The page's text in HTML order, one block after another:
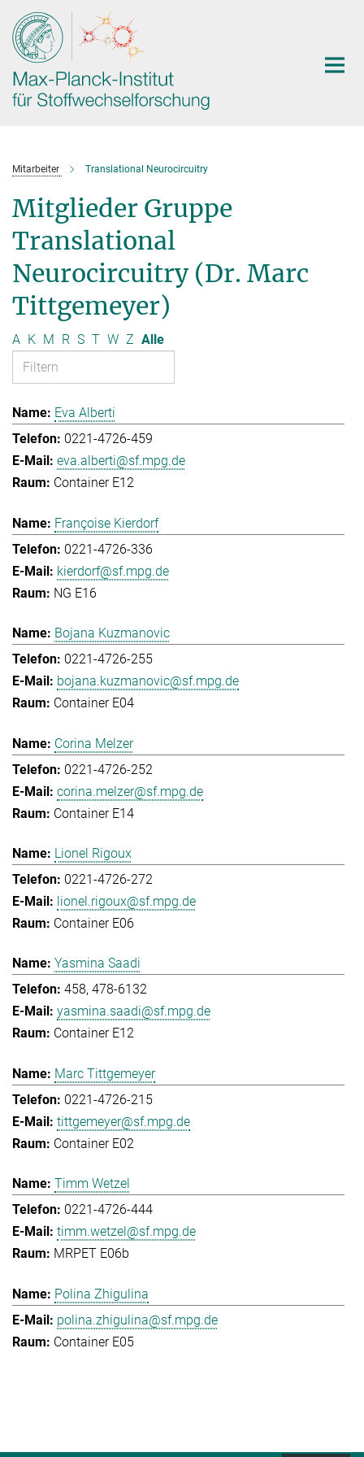
Hauptinhalt
Mitarbeiter Translational Neurocircuitry
Mitglieder Gruppe
Translational
Neurocircuitry (Dr. Marc
Tittgemeyer)
A K M R S T W Z Alle
Eva Alberti
0221-4726-459
eva.alberti@sf.mpg.de
Container E12
Françoise Kierdorf
0221-4726-336
kierdorf@sf.mpg.de
NG E16
Bojana Kuzmanovic
0221-4726-255
bojana.kuzmanovic@sf.mpg.de
Container E04
Corina Melzer
0221-4726-252
corina.melzer@sf.mpg.de
Container E14
Lionel Rigoux
0221-4726-272
lionel.rigoux@sf.mpg.de
Container E06
Yasmina Saadi
458, 478-6132
yasmina.saadi@sf.mpg.de
Container E12
Marc Tittgemeyer
0221-4726-215
tittgemeyer@sf.mpg.de
Container E02
Timm Wetzel
0221-4726-444
timm.wetzel@sf.mpg.de
MRPET E06b
Polina Zhigulina
polina.zhigulina@sf.mpg.de
Container E05